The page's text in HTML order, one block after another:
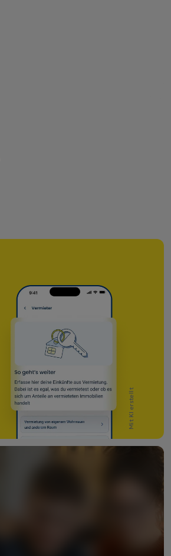
Mit KI erstellt